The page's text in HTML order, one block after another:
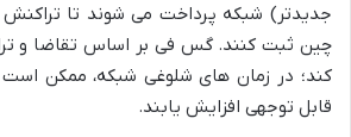
جدیدتر) شبکه پرداخت می شوند تا تراکنش
چین ثبت کنند. گس فی بر اساس تقاضا و
کند؛ در زمان های شلوغی شبکه، ممکن است
قابل توجهی افزایش یابند.